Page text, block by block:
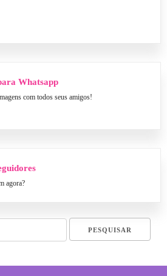
Whatsapp
com todos seus amigos!
agora?